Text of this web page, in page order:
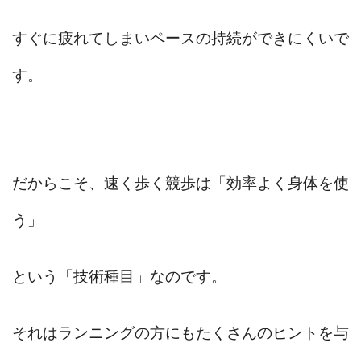
すぐに疲れてしまいペースの持続ができにくいで
す。
だからこそ、速く歩く競歩は「効率よく身体を使
う」
という「技術種目」なのです。
それはランニングの方にもたくさんのヒントを与